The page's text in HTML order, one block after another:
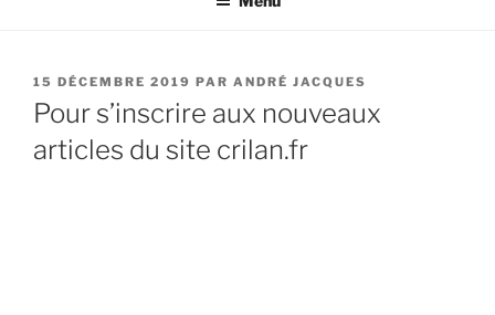
PUBLIÉ
LE
15 DÉCEMBRE 2019 PAR ANDRÉ JACQUES
Pour s’inscrire aux nouveaux
articles du site crilan.fr